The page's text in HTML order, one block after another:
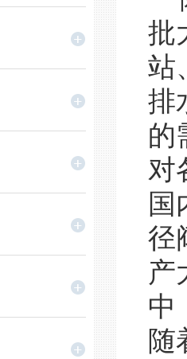
批
站
排
的
对
国
径
产
中
随